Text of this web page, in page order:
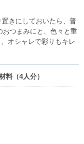
きにしておいたら、普
つまみにと、色々と重
オシャレで彩りもキレ
料（4人分）